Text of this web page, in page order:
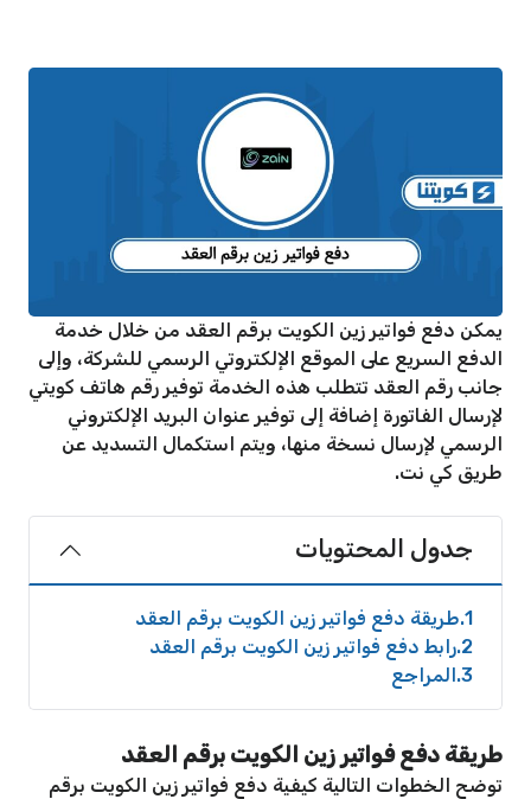
يمكن دفع فواتير زين الكويت برقم العقد من خلال خدمة
الدفع السريع على الموقع الإلكتروتي الرسمي للشركة، وإلى
جانب رقم العقد تتطلب هذه الخدمة توفير رقم هاتف كويتي
لإرسال الفاتورة إضافة إلى توفير عنوان البريد الإلكتروني
الرسمي لإرسال نسخة منها، ويتم استكمال التسديد عن
طريق كي نت.
جدول المحتويات
1 طريقة دفع فواتير زين الكويت برقم العقد
2 رابط دفع فواتير زين الكويت برقم العقد
3 المراجع
طريقة دفع فواتير زين الكويت برقم العقد
توضح الخطوات التالية كيفية دفع فواتير زين الكويت برقم